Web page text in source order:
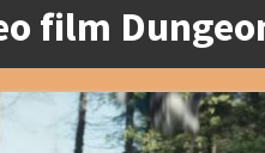
film